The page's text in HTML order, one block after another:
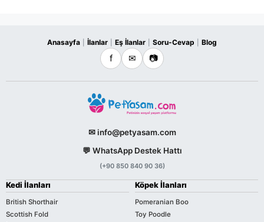
Anasayfa İlanlar Eş İlanlar Soru-Cevap Blog
f ✉ 📷
✉ info@petyasam.com
💬 WhatsApp Destek Hattı
(+90 850 840 90 36)
Kedi İlanları
British Shorthair
Scottish Fold
Köpek İlanları
Pomeranian Boo
Toy Poodle